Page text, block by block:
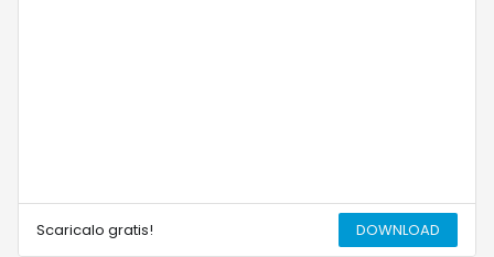
Scaricalo gratis! DOWNLOAD